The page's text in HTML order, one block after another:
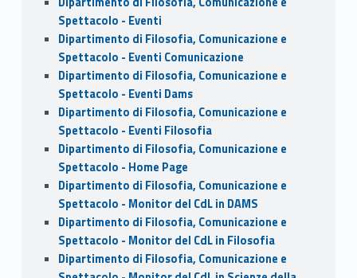
Spettacolo - Eventi
Dipartimento di Filosofia, Comunicazione e
Spettacolo - Eventi Comunicazione
Dipartimento di Filosofia, Comunicazione e
Spettacolo - Eventi Dams
Dipartimento di Filosofia, Comunicazione e
Spettacolo - Eventi Filosofia
Dipartimento di Filosofia, Comunicazione e
Spettacolo - Home Page
Dipartimento di Filosofia, Comunicazione e
Spettacolo - Monitor del CdL in DAMS
Dipartimento di Filosofia, Comunicazione e
Spettacolo - Monitor del CdL in Filosofia
Dipartimento di Filosofia, Comunicazione e